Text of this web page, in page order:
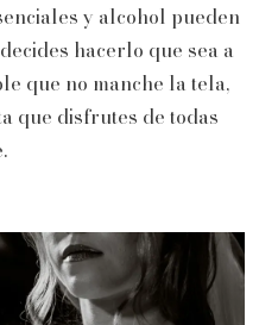
y alcohol pueden
hacerlo que sea a
que no manche la tela,
que disfrutes de todas